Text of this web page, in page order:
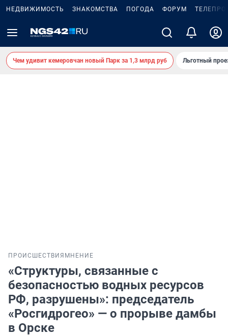
НЕДВИЖИМОСТЬ ЗНАКОМСТВА ПОГОДА ФОРУМ
Чем удивит кемеровчан новый Парк за 1,3 млрд руб Льготный
ПРОИСШЕСТВИЯ МНЕНИЕ
«Структуры, связанные с
безопасностью водных ресурсов
РФ, разрушены»: председатель
«Росгидрогео» — о прорыве дамбы
в Орске